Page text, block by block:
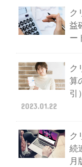
ク
益
ー
ク
算
引
2023.01.22
ク
続
月